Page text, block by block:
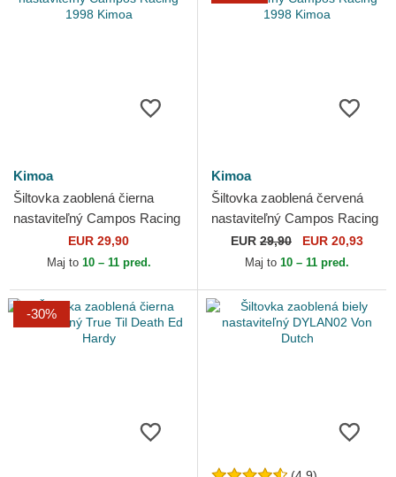
Kimoa
Šiltovka zaoblená čierna
nastaviteľný Campos Racing
1998 KimoaEUR 29,90
Maj to 10 – 11 pred.
Kimoa
Šiltovka zaoblená červená
nastaviteľný Campos Racing
1998 Kimoa
EUR 29,90 EUR 20,93
Maj to 10 – 11 pred.
-30%